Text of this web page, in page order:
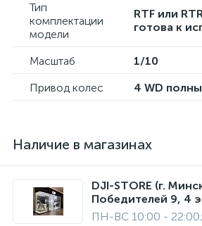
Тип
комплектации
модели
RTF или
готова к
Масштаб
1/10
Привод колес
4 WD
Наличие в магазинах
DJI-STORE (г.
Победителей 9, 4
ПН-ВС 10:00 - 22:00;